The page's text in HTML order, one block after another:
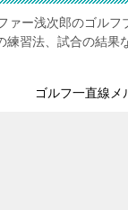
ァー浅次郎のゴルフ
習法、試合の結果
ゴルフ一直線メ